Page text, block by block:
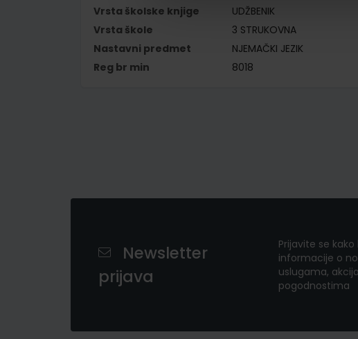
Vrsta školske knjige
UDŽBENIK
Vrsta škole
3 STRUKOVNA
Nastavni predmet
NJEMAČKI JEZIK
Reg br min
8018
Newsletter
prijava
Prijavite se
informacije o
uslugama,
pogodnostima